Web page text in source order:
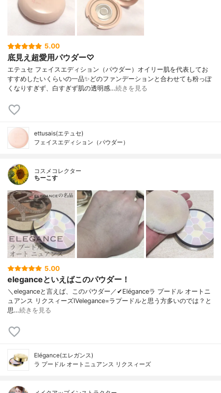
5.00
底見え超愛用パウダー♡
エテュセ フェイスエディション（パウダー）オイリー肌を代表してお
すすめしたいくらいの一品✨どのファンデーションと合わせても粉っぽ
くなりすぎず、白すぎず肌の透明感…続きを見る
ettusais(エテュセ)
フェイスエディション（パウダー）
コスメコレクター
ちーこす
5.00
eleganceといえばこのパウダー！
＼eleganceと言えば、このパウダー／✔︎Eléganceラ プードル オートニ
ュアンス リクスィーズⅣelegance=ラプードルと思う方多いのでは？と
思…続きを見る
Elégance(エレガンス)
ラ プードル オートニュアンス リクスィーズ